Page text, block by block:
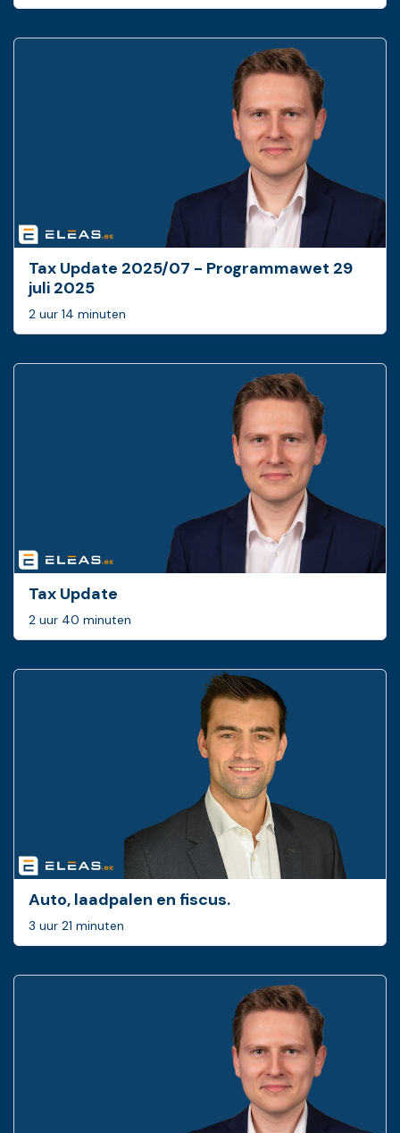
Tax Update 2025/07 - Programmawet 29
juli 2025
2 uur 14 minuten
Tax Update
2 uur 40 minuten
Auto, laadpalen en fiscus.
3 uur 21 minuten